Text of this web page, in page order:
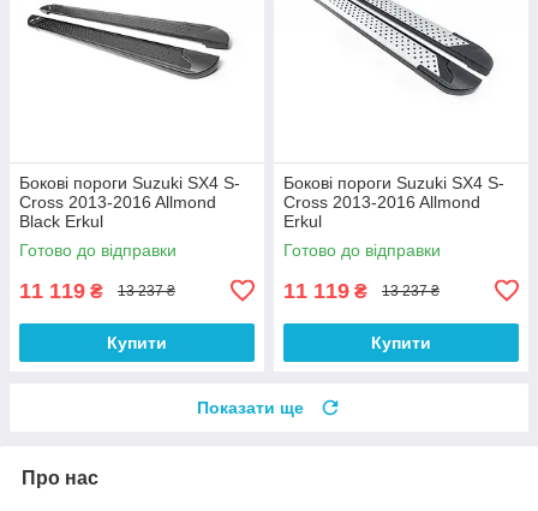
Бокові пороги Suzuki SX4 S-
Cross 2013-2016 Allmond
Black Erkul
Готово до відправки
11 119 ₴ 13 237 ₴
Купити
Бокові пороги Suzuki SX4 S-
Cross 2013-2016 Allmond
Erkul
Готово до відправки
11 119 ₴ 13 237 ₴
Купити
Показати ще
Про нас